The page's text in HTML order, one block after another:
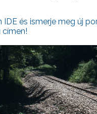
IDE és ismerje meg új